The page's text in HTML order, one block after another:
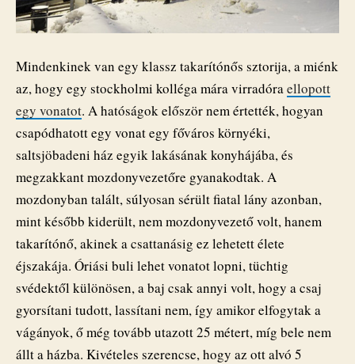
Mindenkinek van egy klassz takarítónős sztorija, a miénk
az, hogy egy stockholmi kolléga mára virradóra ellopott
egy vonatot. A hatóságok először nem értették, hogyan
csapódhatott egy vonat egy főváros környéki,
saltsjöbadeni ház egyik lakásának konyhájába, és
megzakkant mozdonyvezetőre gyanakodtak. A
mozdonyban talált, súlyosan sérült fiatal lány azonban,
mint később kiderült, nem mozdonyvezető volt, hanem
takarítónő, akinek a csattanásig ez lehetett élete
éjszakája. Óriási buli lehet vonatot lopni, tüchtig
svédektől különösen, a baj csak annyi volt, hogy a csaj
gyorsítani tudott, lassítani nem, így amikor elfogytak a
vágányok, ő még tovább utazott 25 métert, míg bele nem
állt a házba. Kivételes szerencse, hogy az ott alvó 5